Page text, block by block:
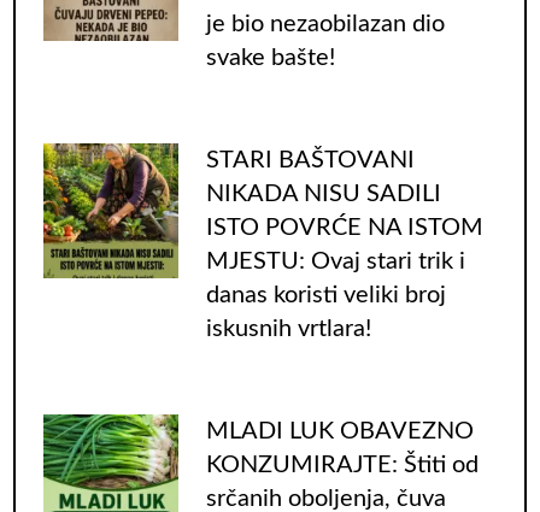
je bio nezaobilazan dio
svake bašte!
STARI BAŠTOVANI
NIKADA NISU SADILI
ISTO POVRĆE NA ISTOM
MJESTU: Ovaj stari trik i
danas koristi veliki broj
iskusnih vrtlara!
MLADI LUK OBAVEZNO
KONZUMIRAJTE: Štiti od
srčanih oboljenja, čuva